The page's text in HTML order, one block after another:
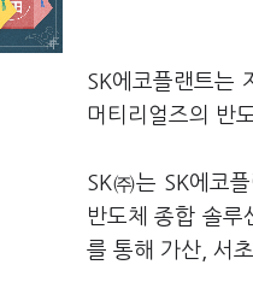
SK에코플랜트는
머티리얼즈의 반
SK㈜는 SK에코
반도체 종합 솔루
를 통해 가산, 서